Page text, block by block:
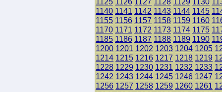
1140 1141 1142 1143 1144 1145
1155 1156 1157 1158 1159 1160
1170 1171 1172 1173 1174 1175
1185 1186 1187 1188 1189 1190
1200 1201 1202 1203 1204 1205
1214 1215 1216 1217 1218 1219
1228 1229 1230 1231 1232 1233
1242 1243 1244 1245 1246 1247
1256 1257 1258 1259 1260 1261